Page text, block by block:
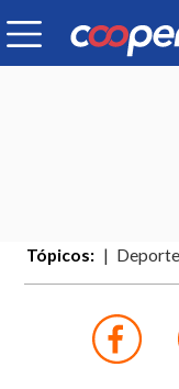
Tópicos: